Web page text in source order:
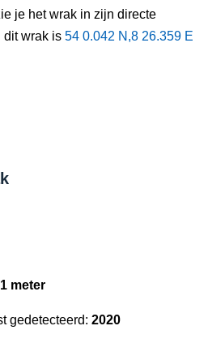
je het wrak in zijn directe
dit wrak is 54 0.042 N,8 26.359 E
1 meter
gedetecteerd: 2020